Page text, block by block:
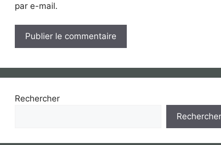
par e-mail.
Rechercher
Rechercher